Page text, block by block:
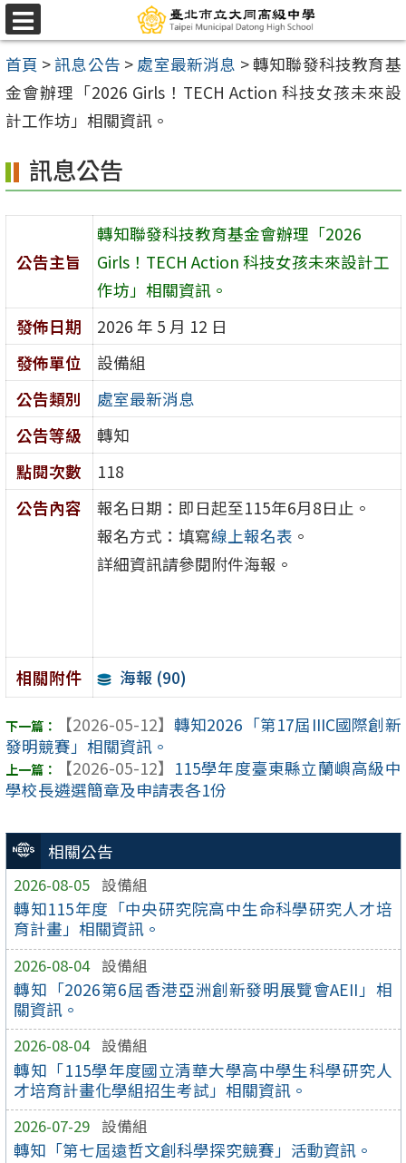
跳
至
主
要
內
區
選
單
首頁 >訊息公告 > 處室最新消息 >轉知聯發科技教育基
金會辦理「2026 Girls！TECH Action 科技女孩未來設
計工作坊」相關資訊。
相關公告
2026-08-05 設備組
轉知115年度「中央研究院高中生命科學研究人才培
育計畫」相關資訊。
2026-08-04 設備組
轉知「2026第6屆香港亞洲創新發明展覽會AEII」相
關資訊。
2026-08-04 設備組
轉知「115學年度國立清華大學高中學生科學研究人
才培育計畫化學組招生考試」相關資訊。
2026-07-29 設備組
轉知「第七屆遠哲文創科學探究競賽」活動資訊。
訊息公告
公告主旨
轉知聯發科技教育基金會辦理「2026
Girls！TECH Action 科技女孩未來設計工
作坊」相關資訊。
發佈日期
2026 年 5 月 12 日
發佈單位
設備組
公告類別
處室最新消息
公告等級
轉知
點閱次數
118
公告內容
報名日期：即日起至115年6月8日止。
報名方式：填寫線上報名表 。
詳細資訊請參閱附件海報。
相關附件 海報 (90)
【2026-05-12】 轉知2026「第17屆IIIC國際創新
發明競賽」相關資訊。
【2026-05-12】 115學年度臺東縣立蘭嶼高級中
學校長遴選簡章及申請表各1份